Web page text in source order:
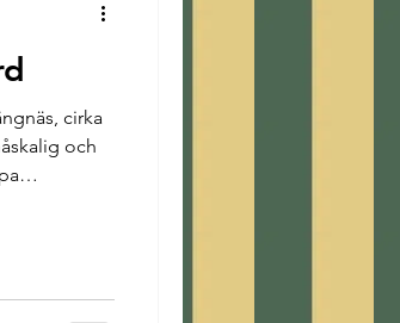
cirka
och
Det